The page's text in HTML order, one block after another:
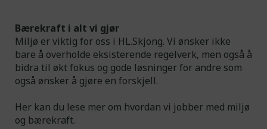
Om oss
Bærekraft i alt vi gjør
Miljø er viktig for oss i HL.Skjong. Vi ønsker ikke
bare å overholde eksisterende regelverk, men også å
bidra til økt fokus og gode løsninger for andre som
også ønsker å gjøre en forskjell.
Her kan du lese mer om hvordan vi jobber med miljø
og bærekraft.